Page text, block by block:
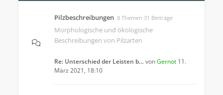
Pilzbeschreibungen 8 Themen 31 Beiträge
Morphologische und ökologische
Beschreibungen von Pilzarten
Re: Unterschied der Leisten b… vonGernot 11.
März 2021, 18:10